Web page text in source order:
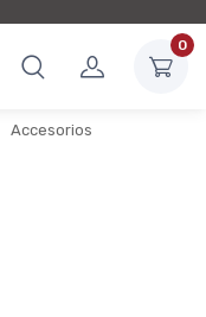
0
Accesorios